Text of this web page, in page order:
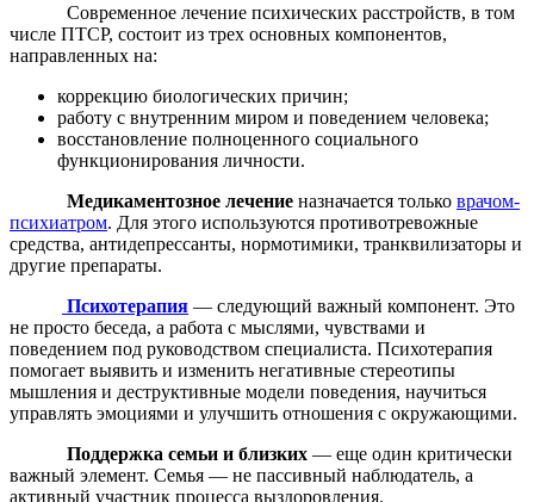
Современное лечение психических расстройств, в том
числе ПТСР, состоит из трех основных компонентов,
направленных на:
коррекцию биологических причин;
работу с внутренним миром и поведением человека;
восстановление полноценного социального
функционирования личности.
Медикаментозное лечение назначается только врачом-
психиатром. Для этого используются противотревожные
средства, антидепрессанты, нормотимики, транквилизаторы и
другие препараты.
Психотерапия — следующий важный компонент. Это
не просто беседа, а работа с мыслями, чувствами и
поведением под руководством специалиста. Психотерапия
помогает выявить и изменить негативные стереотипы
мышления и деструктивные модели поведения, научиться
управлять эмоциями и улучшить отношения с окружающими.
Поддержка семьи и близких — еще один критически
важный элемент. Семья — не пассивный наблюдатель, а
активный участник процесса выздоровления.